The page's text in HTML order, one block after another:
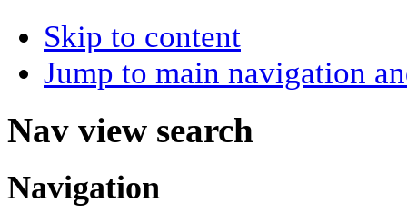
Skip to content
Jump to main navigation
Nav view search
Navigation